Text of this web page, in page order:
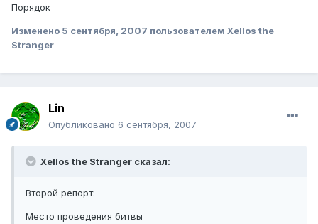
Порядок
Изменено 5 сентября, 2007 пользователем Xellos the
Stranger
Lin
Опубликовано 6 сентября, 2007
Xellos the Stranger сказал:
Второй репорт:
Место проведения битвы